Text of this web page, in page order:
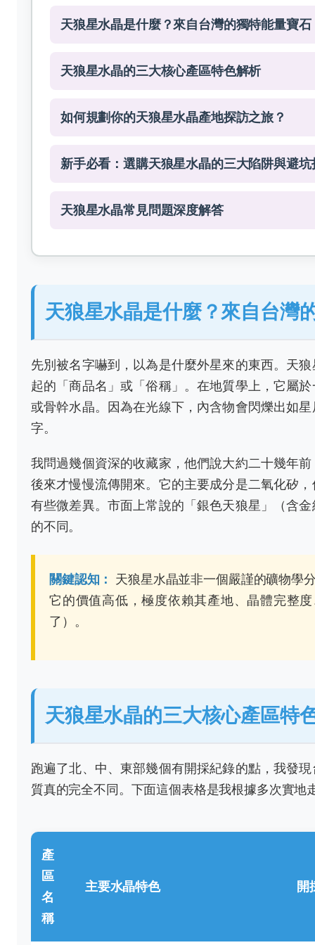
天狼星水晶是什麼？來自台灣的獨特能量寶石
天狼星水晶的三大核心產區特色解析
如何規劃你的天狼星水晶產地探訪之旅？
新手必看：選購天狼星水晶的三大陷阱與避坑
天狼星水晶常見問題深度解答
天狼星水晶是什麼？來自台灣
先別被名字嚇到，以為是什麼外星來的東西。天
起的「商品名」或「俗稱」。在地質學上，它屬
或骨幹水晶。因為在光線下，內含物會閃爍出如
字。
我問過幾個資深的收藏家，他們說大約二十幾年
後來才慢慢流傳開來。它的主要成分是二氧化矽
有些微差異。市面上常說的「銀色天狼星」（含
的不同。
關鍵認知：
天狼星水晶並非一個嚴謹的礦物學
它的價值高低，極度依賴其產地、晶體完整
了）。
天狼星水晶的三大核心產區特
跑遍了北、中、東部幾個有開採紀錄的點，我發
質真的完全不同。下面這個表格是我根據多次實地
產
區
名
稱
主要水晶特色 開